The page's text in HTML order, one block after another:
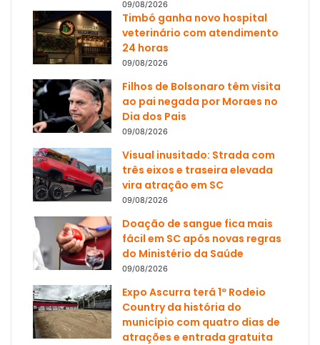
09/08/2026
Timbó ganha novo hospital
veterinário com atendimento
24 horas
09/08/2026
Filhos de Bolsonaro têm visita
ao pai negada por Moraes no
Dia dos Pais
09/08/2026
Visual inusitado: Strada com
três eixos e traseira elevada
vira atração em SC
09/08/2026
Doação de sangue fica mais
fácil em SC após novas regras
do Ministério da Saúde
09/08/2026
Expo Ascurra terá 1º Rodeio
Country da história do
município com quatro dias de
atrações e entrada gratuita